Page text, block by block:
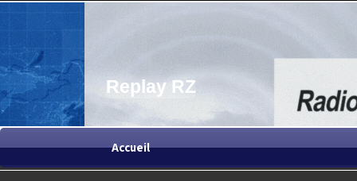
Replay RZ
Accueil